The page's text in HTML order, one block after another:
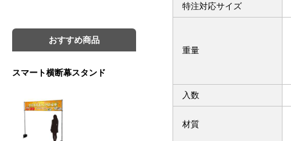
特注対応サイズ
重量
入数
材質
おすすめ商品
スマート横断幕スタンド